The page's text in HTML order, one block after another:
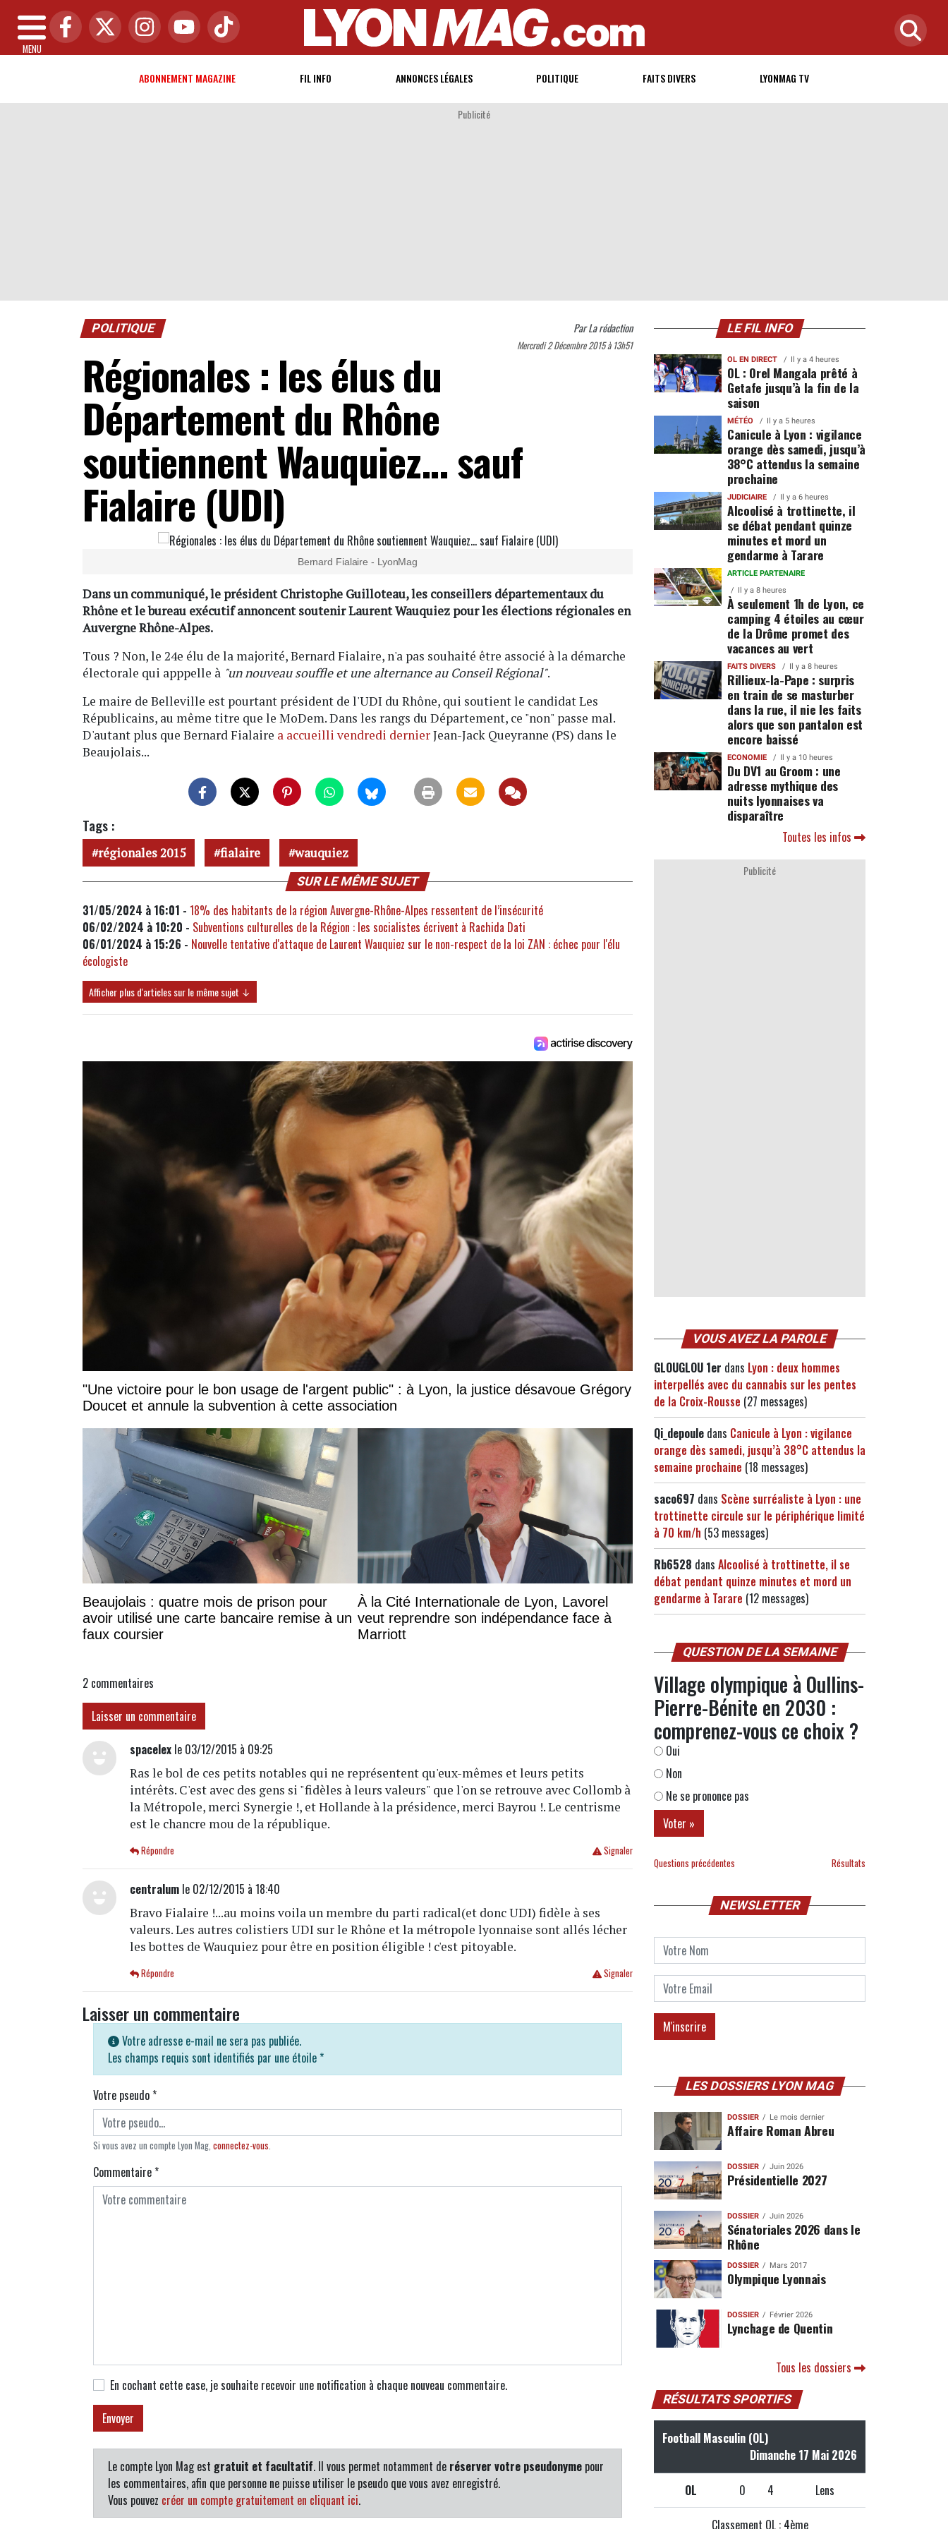
MENU
ABONNEMENT MAGAZINE FIL INFO ANNONCES LÉGALES POLITIQUE FAITS DIVERS LYONMAG TV
Publicité
POLITIQUE ParLa rédaction
Mercredi 2 Décembre 2015 à 13h51
Régionales : les élus du
Département du Rhône
soutiennent Wauquiez... sauf
Fialaire (UDI)
Bernard Fialaire - LyonMag
Dans un communiqué, le président Christophe Guilloteau, les conseillers départementaux du
Rhône et le bureau exécutif annoncent soutenir Laurent Wauquiez pour les élections régionales en
Auvergne Rhône-Alpes.
Tous ? Non, le 24e élu de la majorité, Bernard Fialaire, n'a pas souhaité être associé à la démarche
électorale qui apppelle à "un nouveau souffle et une alternance au Conseil Régional".
Le maire de Belleville est pourtant président de l'UDI du Rhône, qui soutient le candidat Les
Républicains, au même titre que le MoDem. Dans les rangs du Département, ce "non" passe mal.
D'autant plus que Bernard Fialaire a accueilli vendredi dernierJean-Jack Queyranne (PS) dans le
Beaujolais...
Tags :
régionales 2015 fialaire wauquiez
SUR LE MÊME SUJET
31/05/2024 à 16:01 - 18% des habitants de la région Auvergne-Rhône-Alpes ressentent de l’insécurité
06/02/2024 à 10:20 - Subventions culturelles de la Région : les socialistes écrivent à Rachida Dati
06/01/2024 à 15:26 - Nouvelle tentative d'attaque de Laurent Wauquiez sur le non-respect de la loi ZAN : échec pour l'élu
écologiste
Afficher plus d'articles sur le même sujet ↓
"Une victoire pour le bon usage de l'argent public" : à Lyon, la justice désavoue Grégory
Doucet et annule la subvention à cette association
Beaujolais : quatre mois de prison pour
avoir utilisé une carte bancaire remise à un
faux coursier
À la Cité Internationale de Lyon, Lavorel
veut reprendre son indépendance face à
Marriott
2 commentaires
Laisser un commentaire
spacelex le 03/12/2015 à 09:25
Ras le bol de ces petits notables qui ne représentent qu'eux-mêmes et leurs petits
intérêts. C'est avec des gens si "fidèles à leurs valeurs" que l'on se retrouve avec Collomb à
la Métropole, merci Synergie !, et Hollande à la présidence, merci Bayrou !. Le centrisme
est le chancre mou de la république.
Signaler
Répondre
centralum le 02/12/2015 à 18:40
Bravo Fialaire !...au moins voila un membre du parti radical(et donc UDI) fidèle à ses
valeurs. Les autres colistiers UDI sur le Rhône et la métropole lyonnaise sont allés lécher
les bottes de Wauquiez pour être en position éligible ! c'est pitoyable.
Signaler
Répondre
Laisser un commentaire
Votre adresse e-mail ne sera pas publiée.
Les champs requis sont identifiés par une étoile *
Votre pseudo*
Si vous avez un compte Lyon Mag, connectez-vous.
Commentaire*
En cochant cette case, je souhaite recevoir une notification à chaque nouveau commentaire.
Le compte Lyon Mag est gratuit et facultatif. Il vous permet notamment de réserver votre pseudonyme pour
les commentaires, afin que personne ne puisse utiliser le pseudo que vous avez enregistré.
Vous pouvez créer un compte gratuitement en cliquant ici.
LE FIL INFO
OL EN DIRECT Il y a 4 heures
OL : Orel Mangala prêté à
Getafe jusqu’à la fin de la
saison
MÉTÉO Il y a 5 heures
Canicule à Lyon : vigilance
orange dès samedi, jusqu’à
38°C attendus la semaine
prochaine
JUDICIAIRE Il y a 6 heures
Alcoolisé à trottinette, il
se débat pendant quinze
minutes et mord un
gendarme à Tarare
ARTICLE PARTENAIRE
Il y a 8 heures
À seulement 1h de Lyon, ce
camping 4 étoiles au cœur
de la Drôme promet des
vacances au vert
FAITS DIVERS Il y a 8 heures
Rillieux-la-Pape : surpris
en train de se masturber
dans la rue, il nie les faits
alors que son pantalon est
encore baissé
ECONOMIE Il y a 10 heures
Du DV1 au Groom : une
adresse mythique des
nuits lyonnaises va
disparaître
Toutes les infos
Publicité
VOUS AVEZ LA PAROLE
GLOUGLOU 1er dans Lyon : deux hommes
interpellés avec du cannabis sur les pentes
de la Croix-Rousse (27 messages)
Qi_depoule dans Canicule à Lyon : vigilance
orange dès samedi, jusqu’à 38°C attendus la
semaine prochaine (18 messages)
saco697 dans Scène surréaliste à Lyon : une
trottinette circule sur le périphérique limité
à 70 km/h (53 messages)
Rb6528 dans Alcoolisé à trottinette, il se
débat pendant quinze minutes et mord un
gendarme à Tarare (12 messages)
QUESTION DE LA SEMAINE
Village olympique à Oullins-
Pierre-Bénite en 2030 :
comprenez-vous ce choix ?
Oui
Non
Ne se prononce pas
Questions précédentes Résultats
NEWSLETTER
LES DOSSIERS LYON MAG
DOSSIER Le mois dernier
Affaire Roman Abreu
DOSSIER Juin 2026
Présidentielle 2027
DOSSIER Juin 2026
Sénatoriales 2026 dans le
Rhône
DOSSIER Mars 2017
Olympique Lyonnais
DOSSIER Février 2026
Lynchage de Quentin
Tous les dossiers
RÉSULTATS SPORTIFS
Football Masculin (OL)
Dimanche 17 Mai 2026
OL 0 4 Lens
Classement OL : 4ème